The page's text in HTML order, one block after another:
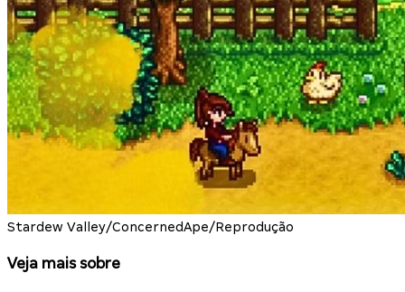
Stardew Valley/ConcernedApe/Reprodução
Veja mais sobre